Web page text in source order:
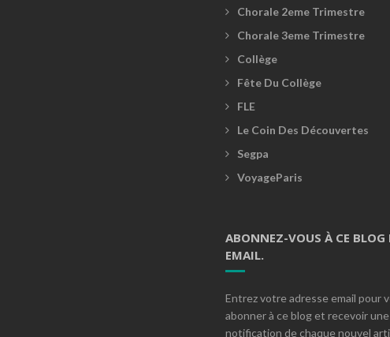
Chorale 2eme Trimestre
Chorale 3eme Trimestre
Collège
Fête Du Collège
FLE
Le Coin Des Découvertes
Segpa
VoyageParis
ABONNEZ-VOUS À CE BLOG
EMAIL.
Entrez votre adresse email pour
abonner à ce blog et recevoir une
notification de chaque nouvel